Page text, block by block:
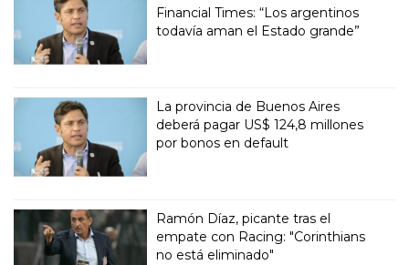
Financial Times: “Los argentinos
todavía aman el Estado grande”
La provincia de Buenos Aires
deberá pagar US$ 124,8 millones
por bonos en default
Ramón Díaz, picante tras el
empate con Racing: "Corinthians
no está eliminado"